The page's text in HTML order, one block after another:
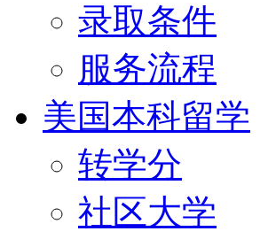
录取条件
服务流程
美国本科留学
转学分
社区大学